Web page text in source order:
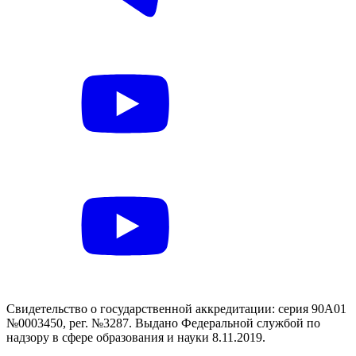
Свидетельство о государственной аккредитации: серия 90А01
№0003450, рег. №3287. Выдано Федеральной службой по
надзору в сфере образования и науки 8.11.2019.